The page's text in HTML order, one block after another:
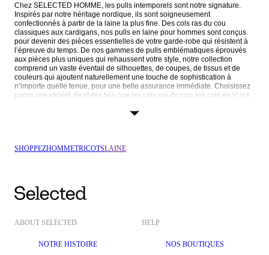
Chez SELECTED HOMME, les pulls intemporels sont notre signature.
Inspirés par notre héritage nordique, ils sont soigneusement
confectionnés à partir de la laine la plus fine. Des cols ras du cou
classiques aux cardigans, nos pulls en laine pour hommes sont conçus
pour devenir des pièces essentielles de votre garde-robe qui résistent à
l’épreuve du temps. De nos gammes de pulls emblématiques éprouvés
aux pièces plus uniques qui rehaussent votre style, notre collection
comprend un vaste éventail de silhouettes, de coupes, de tissus et de
couleurs qui ajoutent naturellement une touche de sophistication à
n’importe quelle tenue, pour une belle assurance immédiate. Choisissez
parmi une variété de styles tels que les cols ras du cou, les cols en V, les
mérinos et plus encore. Qu’il s’agisse d’un week-end ou d’une journée au
l’inverse de nombreuses autres matières, la laine ne retient pas la
chaleur, ce qui la rend légère, respirante et permet d’évacuer l’humidité.
facile à entretenir. Grâce à sa résistance naturelle aux taches, aux odeurs
être lavée en machine. Pour l’emploi du temps chargé de l’homme
SHOPPEZHOMMETRICOTSLAINE
ABOUT SELECTED
NOTRE HISTOIRE
HELP
NOS BOUTIQUES